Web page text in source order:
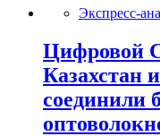
Экспресс-
Цифровой
Казахстан
соединили